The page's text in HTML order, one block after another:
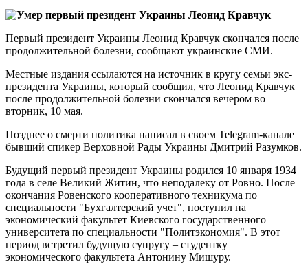
Первый президент Украины Леонид Кравчук скончался после
продолжительной болезни, сообщают украинские СМИ.
Местные издания ссылаются на источник в кругу семьи экс-
президента Украины, который сообщил, что Леонид Кравчук
после продолжительной болезни скончался вечером во
вторник, 10 мая.
Позднее о смерти политика написал в своем Telegram-канале
бывший спикер Верховной Рады Украины Дмитрий Разумков.
Будущий первый президент Украины родился 10 января 1934
года в селе Великий Житин, что неподалеку от Ровно. После
окончания Ровенского кооперативного техникума по
специальности "Бухгалтерский учет", поступил на
экономический факультет Киевского государственного
университета по специальности "Политэкономия". В этот
период встретил будущую супругу – студентку
экономического факультета Антонину Мишуру.